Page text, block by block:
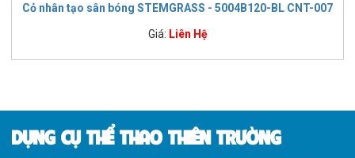
Cỏ nhân tạo sân bóng STEMGRASS - 5004B120-BL CNT-007
Giá: Liên Hệ
DỤNG CỤ THỂ THAO THIÊN TRƯỜNG